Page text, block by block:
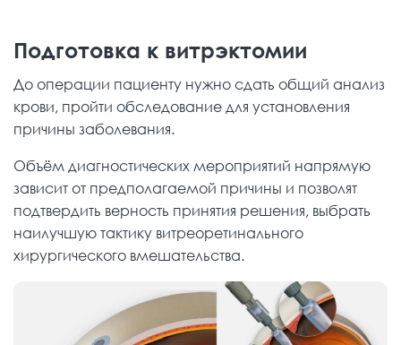
Подготовка к витрэктомии
До операции пациенту нужно сдать общий анализ
крови, пройти обследование для установления
причины заболевания.
Объём диагностических мероприятий напрямую
зависит от предполагаемой причины и позволят
подтвердить верность принятия решения, выбрать
наилучшую тактику витреоретинального
хирургического вмешательства.